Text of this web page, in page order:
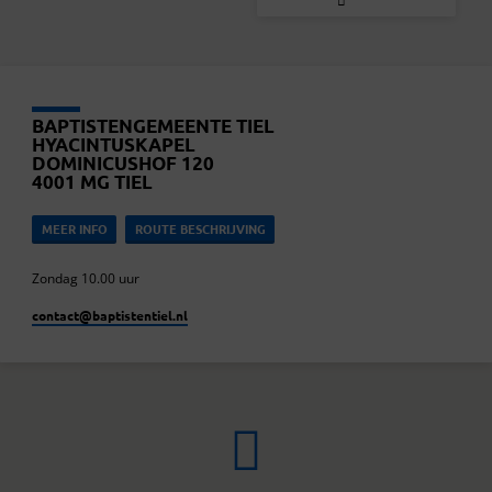
BAPTISTENGEMEENTE TIEL
HYACINTUSKAPEL
DOMINICUSHOF 120
4001 MG TIEL
MEER INFO ROUTE BESCHRIJVING
Zondag 10.00 uur
contact​@baptistentiel.nl